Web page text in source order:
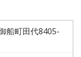
船町田代8405-